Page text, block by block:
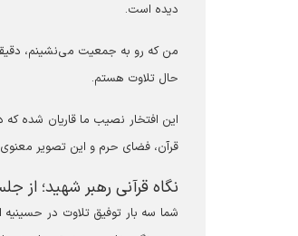
دیده است.
من که رو به جمعیت می‌نشینم،
حال تلاوت هستم.
این افتخار نصیب ما قاریان شده که
قرآن، فضای حرم و این تصویر معنوی،
نگاه قرآنی رهبر شهید؛
‏شما سه بار توفیق تلاوت در